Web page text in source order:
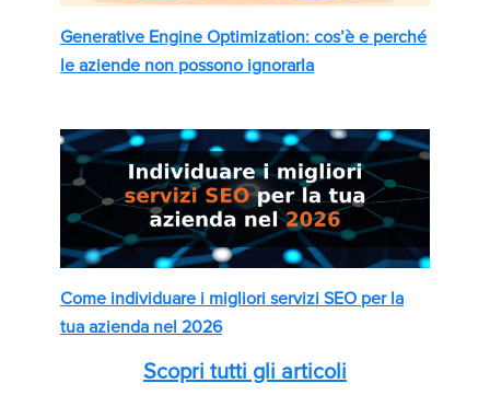
Generative Engine Optimization: cos’è e perché
le aziende non possono ignorarla
Come individuare i migliori servizi SEO per la
tua azienda nel 2026
Scopri tutti gli articoli